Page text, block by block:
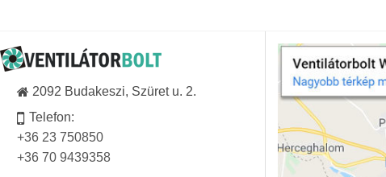
2092 Budakeszi, Szüret u. 2.
Telefon:
+36 23 750850
+36 70 9439358